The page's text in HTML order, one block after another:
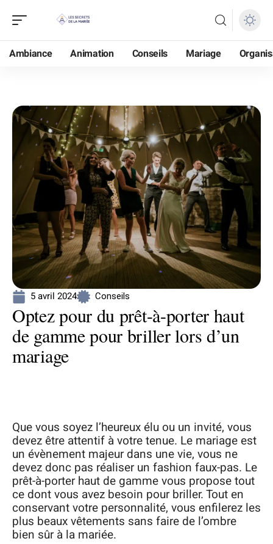
Ambiance Animation Conseils Mariage
5 avril 2024 Conseils
Optez pour du prêt-à-porter haut
de gamme pour briller lors d’un
mariage
Que vous soyez l’heureux élu ou un invité, vous
devez être attentif à votre tenue. Le mariage est
un évènement majeur dans une vie, vous ne
devez donc pas réaliser un fashion faux-pas. Le
prêt-à-porter haut de gamme vous propose tout
ce dont vous avez besoin pour briller. Tout en
conservant votre personnalité, vous enfilerez les
plus beaux vêtements sans faire de l’ombre
bien sûr à la mariée.